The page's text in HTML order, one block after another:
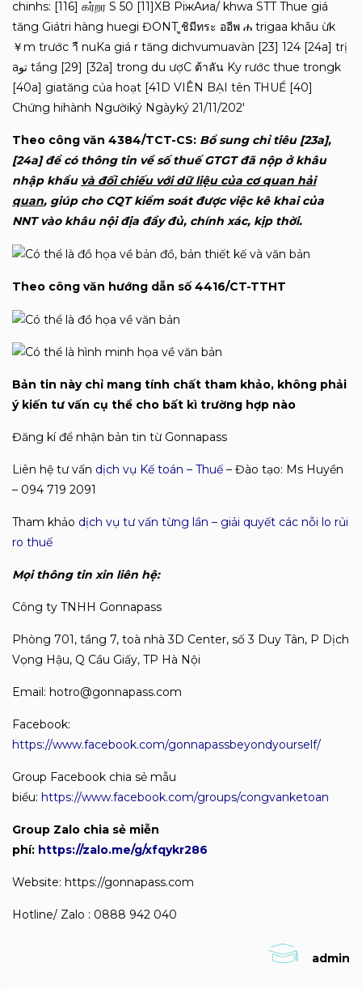
Theo công văn 4384/TCT-CS: Bổ sung chỉ tiêu [23a],
[24a] để có thông tin về số thuế GTGT đã nộp ở khâu
nhập khẩu và đối chiếu với dữ liệu của cơ quan hải
quan, giúp cho CQT kiểm soát được việc kê khai của
NNT vào khâu nội địa đầy đủ, chính xác, kịp thời.
Theo công văn hướng dẫn số 4416/CT-TTHT
Bản tin này chỉ mang tính chất tham khảo, không phải
ý kiến tư vấn cụ thể cho bất kì trường hợp nào
Đăng kí để nhận bản tin từ Gonnapass
Liên hệ tư vấn dịch vụ Kế toán – Thuế – Đào tạo: Ms Huyền
– 094 719 2091
Tham khảo dịch vụ tư vấn từng lần – giải quyết các nỗi lo rủi
ro thuế
Mọi thông tin xin liên hệ:
Công ty TNHH Gonnapass
Phòng 701, tầng 7, toà nhà 3D Center, số 3 Duy Tân, P Dịch
Vọng Hậu, Q Cầu Giấy, TP Hà Nội
Email: hotro@gonnapass.com
Facebook:
https://www.facebook.com/gonnapassbeyondyourself/
Group Facebook chia sẻ mẫu
biểu: https://www.facebook.com/groups/congvanketoan
Group Zalo chia sẻ miễn
phí: https://zalo.me/g/xfqykr286
Website: https://gonnapass.com
Hotline/ Zalo : 0888 942 040
admin